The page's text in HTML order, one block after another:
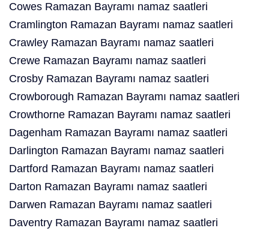
Cowes Ramazan Bayramı namaz saatleri
Cramlington Ramazan Bayramı namaz saatleri
Crawley Ramazan Bayramı namaz saatleri
Crewe Ramazan Bayramı namaz saatleri
Crosby Ramazan Bayramı namaz saatleri
Crowborough Ramazan Bayramı namaz saatleri
Crowthorne Ramazan Bayramı namaz saatleri
Dagenham Ramazan Bayramı namaz saatleri
Darlington Ramazan Bayramı namaz saatleri
Dartford Ramazan Bayramı namaz saatleri
Darton Ramazan Bayramı namaz saatleri
Darwen Ramazan Bayramı namaz saatleri
Daventry Ramazan Bayramı namaz saatleri